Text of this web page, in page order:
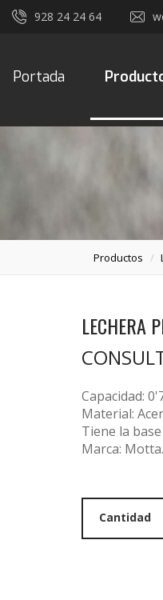
928 24 24 64
Portada
Productos
LECHERA
Capacidad:
Material:
Tiene la
Marca: Motta.
Cantidad